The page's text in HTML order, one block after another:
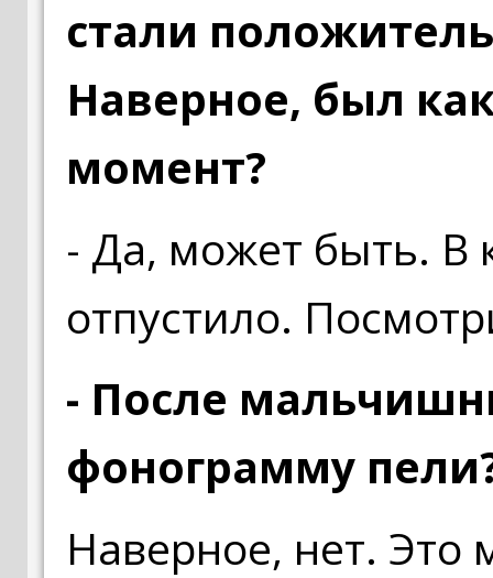
стали
Наверное, был
момент?
- Да, может быть. В
отпустило.
- После
фонограмму
Наверное, нет. Это